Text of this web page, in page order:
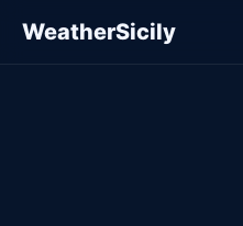
WeatherSicily